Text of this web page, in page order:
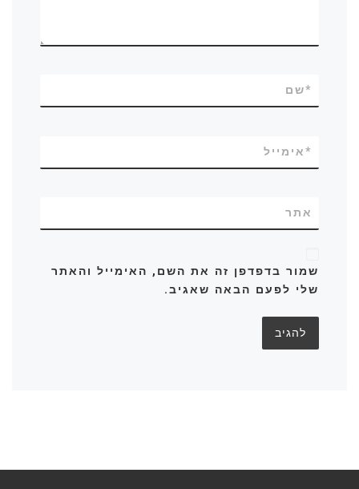
שם*
אימייל*
אתר
שמור בדפדפן זה את השם, האימייל והאתר
שלי לפעם הבאה שאגיב.